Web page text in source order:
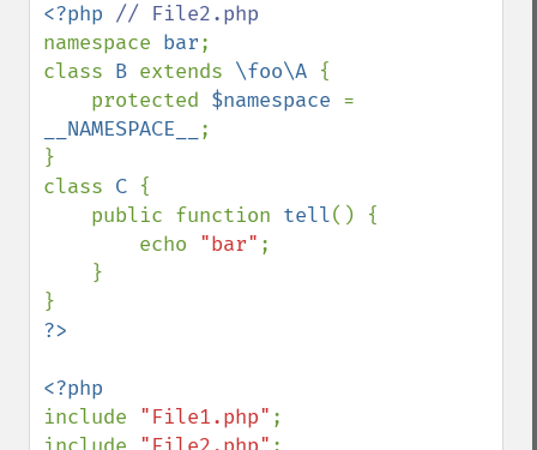
<?php
namespace bar;
class B extends \foo\A {
    protected
$namespace
__NAMESPACE__
;
}
class C {
    public function
tell() {
        echo
"bar" ;
include "File1.php" ;